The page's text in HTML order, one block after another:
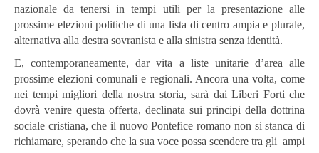
nazionale da tenersi in tempi utili per la presentazione alle
prossime elezioni politiche di una lista di centro ampia e plurale,
alternativa alla destra sovranista e alla sinistra senza identità.
E, contemporaneamente, dar vita a liste unitarie d’area alle
prossime elezioni comunali e regionali. Ancora una volta, come
nei tempi migliori della nostra storia, sarà dai Liberi Forti che
dovrà venire questa offerta, declinata sui principi della dottrina
sociale cristiana, che il nuovo Pontefice romano non si stanca di
richiamare, sperando che la sua voce possa scendere tra gli ampi